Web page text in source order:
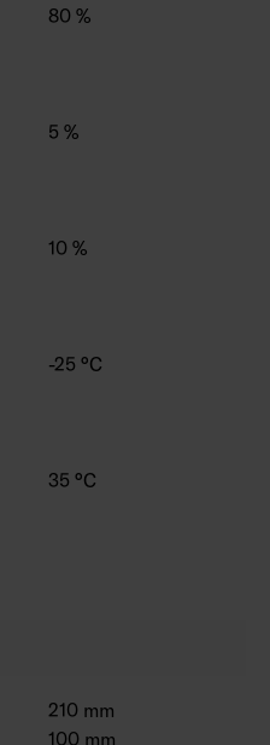
80 %
5 %
10 %
-25 °C
35 °C
210 mm
100 mm